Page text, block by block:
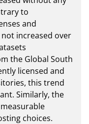
to
and
increased over
the Global South
licensed and
this trend
Similarly, the
choices.